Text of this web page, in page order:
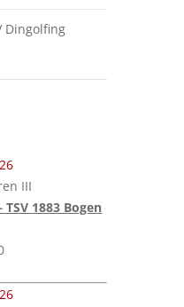
Dingolfing
III
1883 Bogen